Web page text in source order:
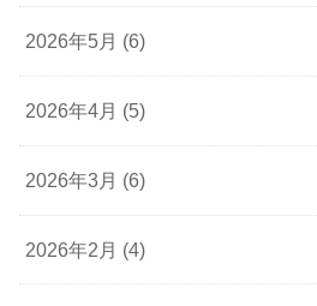
2026年5月 (6)
2026年4月 (5)
2026年3月 (6)
2026年2月 (4)